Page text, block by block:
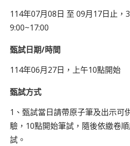
114年07月08日 至 09月17日止，
9:00~17:00
甄試日期/時間
114年06月27日，上午10點開始
甄試方式
1、甄試當日請帶原子筆及出示可
驗，10點開始筆試，隨後依繳卷
試。